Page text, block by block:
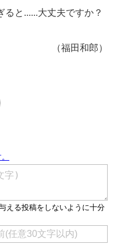
と......大丈夫ですか？
（福田和郎）